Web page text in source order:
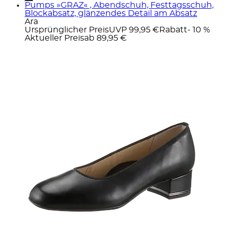
Pumps »GRAZ« , Abendschuh, Festtagsschuh,
Blockabsatz, glänzendes Detail am Absatz
Ara
Ursprünglicher PreisUVP 99,95 € Rabatt- 10 %
Aktueller Preisab 89,95 €